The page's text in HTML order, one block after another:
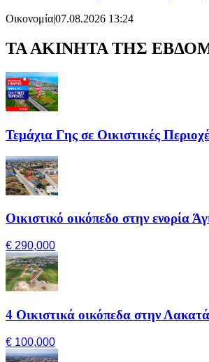
Οικονομία07.08.2026 13:24
ΤΑ ΑΚΙΝΗΤΑ ΤΗΣ
Τεμάχια Γης σε Οικιστικές
Οικιστικό οικόπεδο στην ενορία
€ 290,000
4 Οικιστικά οικόπεδα στην
€ 100,000